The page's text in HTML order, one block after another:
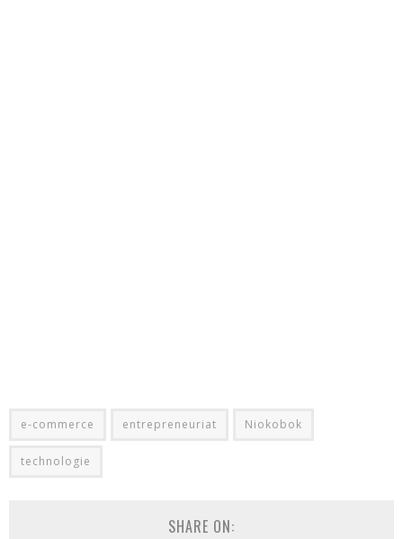
e-commerce entrepreneuriat Niokobok
technologie
SHARE ON: